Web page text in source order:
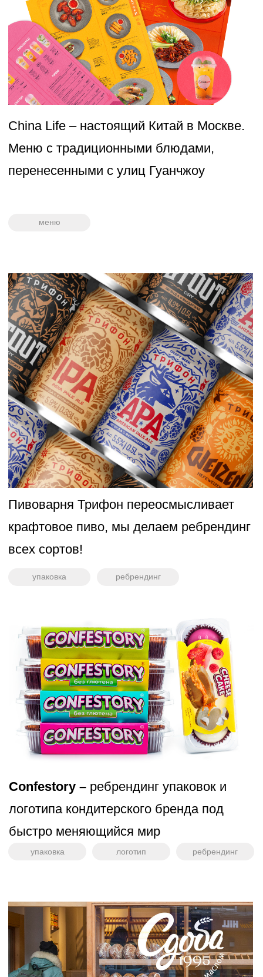
Confestory –ребрендинг упаковок и
логотипа кондитерского бренда под
быстро меняющийся мир
"Окинава" это вкусно, быстро и
доступно!"
Разработка меню для сети ресторанов с
доставкой
Упаковка оливкого масла "AM Olive".
Бренд вдохновлен богатой культурой
Италии
логотип ребрендинг
упаковка
упаковка айдентика
логотип
айдентика логотип
ребрендинг
меню
Бутер Хаус – гастропаб быстрого
питания